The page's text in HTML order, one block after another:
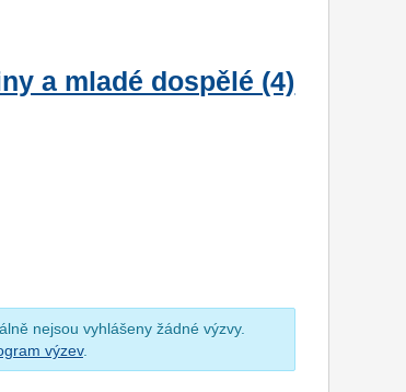
a mladé dospělé (4)
nejsou vyhlášeny žádné výzvy.
výzev.